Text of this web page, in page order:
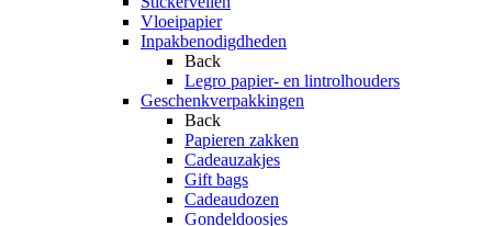
Vloeipapier
Inpakbenodigdheden
Back
Legro papier- en lintrolhouders
Geschenkverpakkingen
Back
Papieren zakken
Cadeauzakjes
Gift bags
Cadeaudozen
Gondeldoosjes